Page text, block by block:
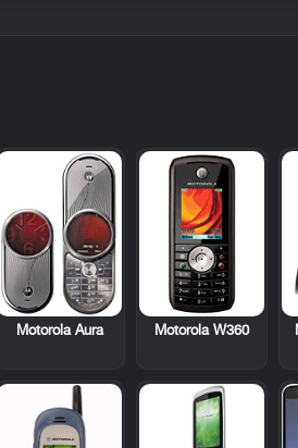
Motorola W360
Motorola Aura